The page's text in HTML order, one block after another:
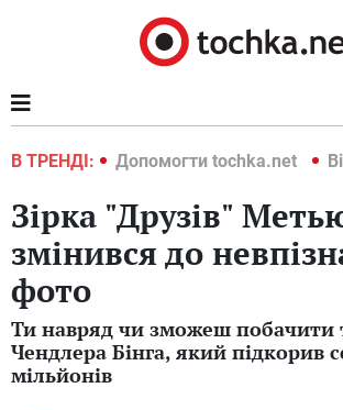
В ТРЕНДІ:
2022 Допомогти tochka.net
Зірка "Друзів"
змінився до
фото
Ти навряд чи зможеш побачити
Чендлера Бінга, який підкорив
мільйонів